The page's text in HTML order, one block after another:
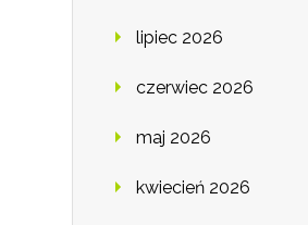
lipiec 2026
czerwiec 2026
maj 2026
kwiecień 2026